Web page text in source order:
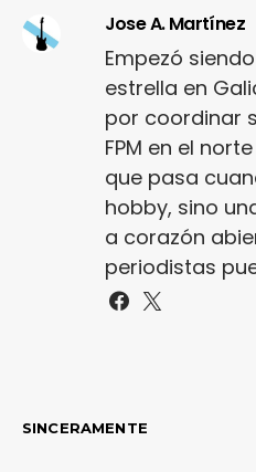
Jose A. Martínez
Empezó
estrella en
por coordinar
FPM en el
que pasa
hobby, sino
a corazón
periodistas
SINCERAMENTE